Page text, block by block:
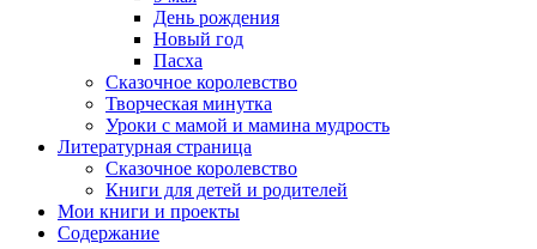
День рождения
Новый год
Пасха
Сказочное королевство
Творческая минутка
Уроки с мамой и мамина мудрость
Литературная страница
Сказочное королевство
Книги для детей и родителей
Мои книги и проекты
Содержание